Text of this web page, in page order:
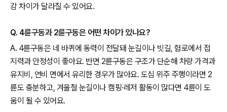
감 차이가 달라질 수 있어요.
Q. 4륜구동과 2륜구동은 어떤 차이가 있나요?
A. 4륜구동은 네 바퀴에 동력이 전달돼 눈길이나 빗길, 험로에서 접
지력과 안정성이 좋아요. 반면 2륜구동은 구조가 단순해 차량 가격과
유지비, 연비 면에서 유리한 경우가 많아요. 도심 위주 주행이라면 2
륜도 충분하고, 겨울철 눈길이나 캠핑·레저 활동이 많다면 4륜이 도
움이 될 수 있어요.